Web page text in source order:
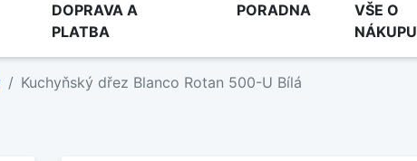
DOPRAVA A
PLATBA
PORADNA
VŠE O
NÁKUPU
Kuchyňský dřez Blanco Rotan 500-U Bílá